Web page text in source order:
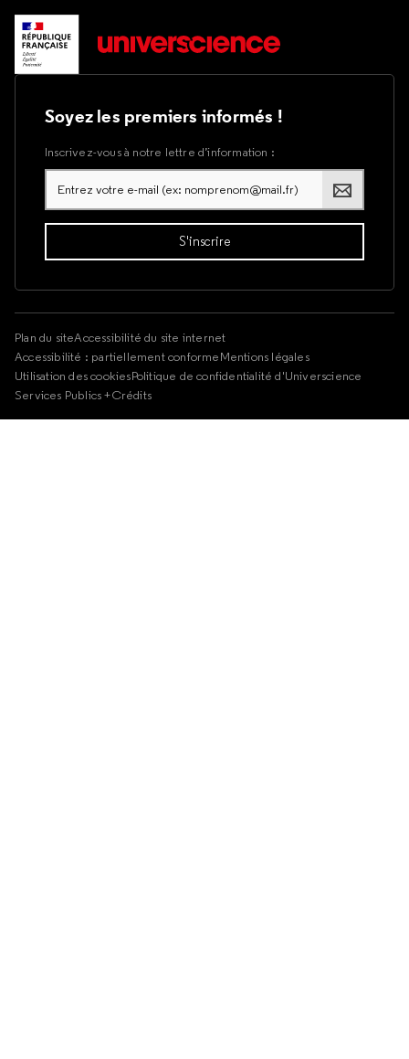
Soyez les premiers informés !
Inscrivez-vous à notre lettre d’information :
Plan du siteAccessibilité du site internet
Accessibilité : partiellement conformeMentions légales
Utilisation des cookiesPolitique de confidentialité d'Universcience
Services Publics +Crédits